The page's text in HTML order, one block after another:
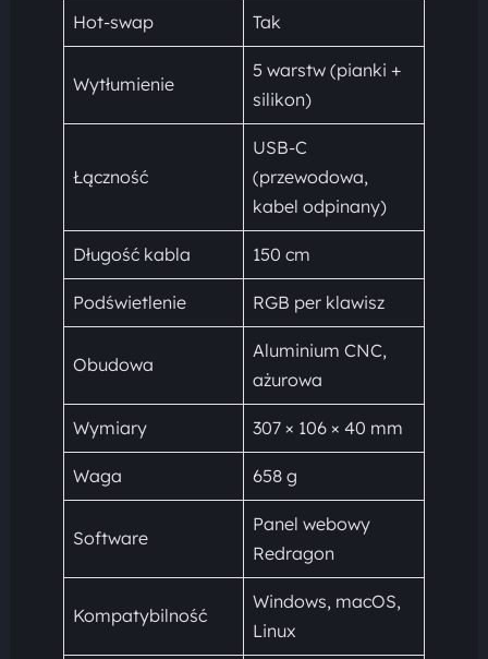
Hot-swap Tak
Wytłumienie
5 warstw (pianki +
silikon)
Łączność
USB-C
(przewodowa,
kabel odpinany)
Długość kabla 150 cm
Podświetlenie RGB per klawisz
Obudowa
Aluminium CNC,
ażurowa
Wymiary 307 × 106 × 40 mm
Waga 658 g
Software
Panel webowy
Redragon
Kompatybilność
Windows, macOS,
Linux